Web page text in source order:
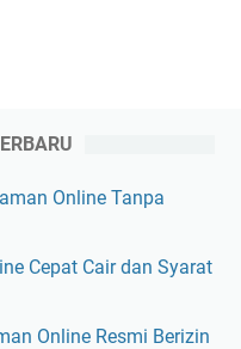
Online Tanpa
Cepat Cair dan Syarat
Online Resmi Berizin